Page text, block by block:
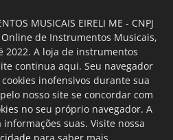
MUSICAIS EIRELI ME - CNPJ
Online de Instrumentos Musicais,
2022. A loja de instrumentos
continua aqui. Seu navegador
inofensivos durante sua
nosso site se concordar com
no seu próprio navegador. A
suas. Visite nossa